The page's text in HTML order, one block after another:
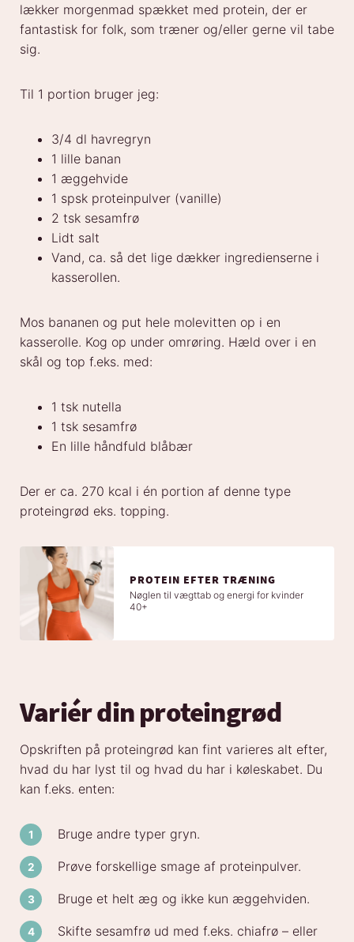
lækker morgenmad spækket med protein, der er
fantastisk for folk, som træner og/eller gerne vil tabe
sig.
Til 1 portion bruger jeg:
3/4 dl havregryn
1 lille banan
1 æggehvide
1 spsk proteinpulver (vanille)
2 tsk sesamfrø
Lidt salt
Vand, ca. så det lige dækker ingredienserne i
kasserollen.
Mos bananen og put hele molevitten op i en
kasserolle. Kog op under omrøring. Hæld over i en
skål og top f.eks. med:
1 tsk nutella
1 tsk sesamfrø
En lille håndfuld blåbær
Der er ca. 270 kcal i én portion af denne type
proteingrød eks. topping.
PROTEIN EFTER TRÆNING
Nøglen til vægttab og energi for kvinder
40+
Variér din proteingrød
Opskriften på proteingrød kan fint varieres alt efter,
hvad du har lyst til og hvad du har i køleskabet. Du
kan f.eks. enten:
Bruge andre typer gryn.
Prøve forskellige smage af proteinpulver.
Bruge et helt æg og ikke kun æggehviden.
Skifte sesamfrø ud med f.eks. chiafrø – eller